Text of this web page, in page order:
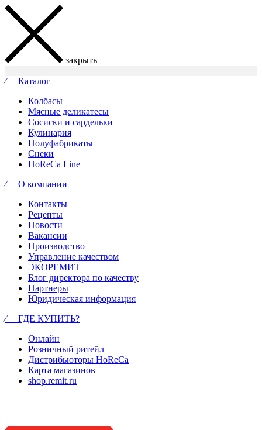
закрыть
⁄ Каталог
Колбасы
Мясные деликатесы
Сосиски и сардельки
Кулинария
Полуфабрикаты
Снеки
HoReCa Line
⁄ О компании
Контакты
Рецепты
Новости
Вакансии
Производство
Управление качеством
ЭКОРЕМИТ
Блог директора по качеству
Партнеры
Юридическая информация
⁄ ГДЕ КУПИТЬ?
Онлайн
Розничный ритейл
Дистрибьюторы HoReCa
Карта магазинов
shop.remit.ru